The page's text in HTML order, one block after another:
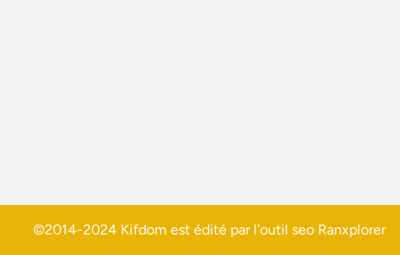
©2014-2024 Kifdom est édité par l'outil seo Ranxplorer